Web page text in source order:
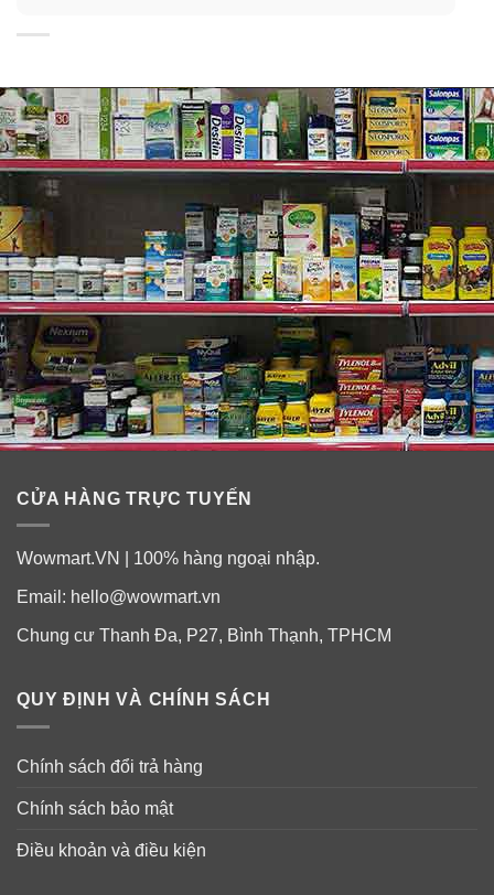
CỬA HÀNG TRỰC TUYẾN
Wowmart.VN | 100% hàng ngoại nhập.
Email: hello@wowmart.vn
Chung cư Thanh Đa, P27, Bình Thạnh, TPHCM
QUY ĐỊNH VÀ CHÍNH SÁCH
Chính sách đổi trả hàng
Chính sách bảo mật
Điều khoản và điều kiện